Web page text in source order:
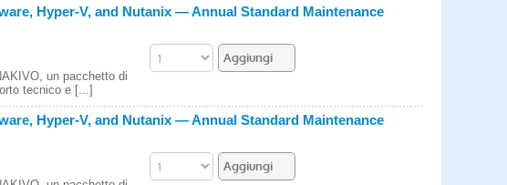
Hyper-V, and Nutanix — Annual Standard Maintenance
un pacchetto di
tecnico e [...]
Hyper-V, and Nutanix — Annual Standard Maintenance